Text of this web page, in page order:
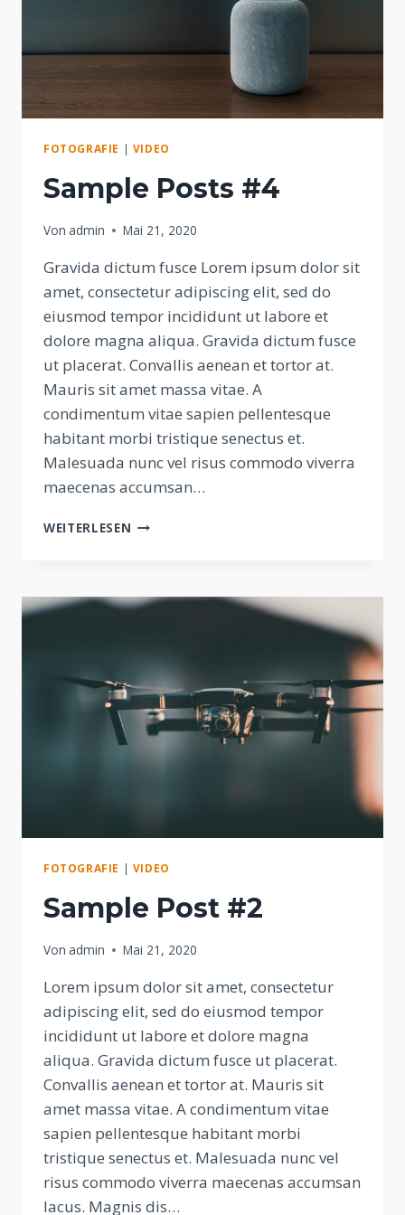
FOTOGRAFIE | VIDEO
Sample Posts #4
Von admin Mai 21, 2020
Gravida dictum fusce Lorem ipsum dolor sit
amet, consectetur adipiscing elit, sed do
eiusmod tempor incididunt ut labore et
dolore magna aliqua. Gravida dictum fusce
ut placerat. Convallis aenean et tortor at.
Mauris sit amet massa vitae. A
condimentum vitae sapien pellentesque
habitant morbi tristique senectus et.
Malesuada nunc vel risus commodo viverra
maecenas accumsan…
WEITERLESEN SAMPLE
FOTOGRAFIE | VIDEO
Sample Post #2
Von admin Mai 21, 2020
Lorem ipsum dolor sit amet, consectetur
adipiscing elit, sed do eiusmod tempor
incididunt ut labore et dolore magna
aliqua. Gravida dictum fusce ut placerat.
Convallis aenean et tortor at. Mauris sit
amet massa vitae. A condimentum vitae
sapien pellentesque habitant morbi
tristique senectus et. Malesuada nunc vel
risus commodo viverra maecenas accumsan
lacus. Magnis dis…